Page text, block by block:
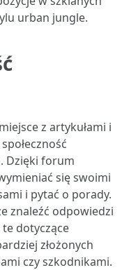
urban jungle.
z artykułami i
Dzięki forum
się swoimi
i pytać o porady.
znaleźć odpowiedzi
dotyczące
złożonych
czy szkodnikami.